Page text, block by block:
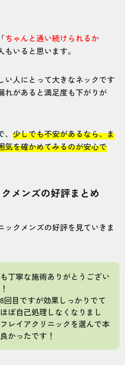
ちゃんと通い続けられるか
もいると思います。
い人にとって大きなネックです
れがあると満足度も下がりが
、少しでも不安があるなら、ま
気を確かめてみるのが安心で
メンズの好評まとめ
ックメンズの好評を見ていきま
丁寧な施術ありがとうござい
回目ですが効果しっかりでて
ぼ自己処理しなくなりまし
レイアクリニックを選んで本
かったです！